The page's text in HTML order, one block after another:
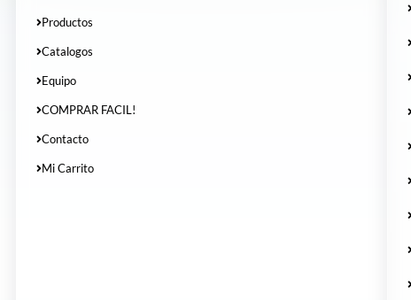
Productos
Catalogos
Equipo
COMPRAR FACIL!
Contacto
Mi Carrito